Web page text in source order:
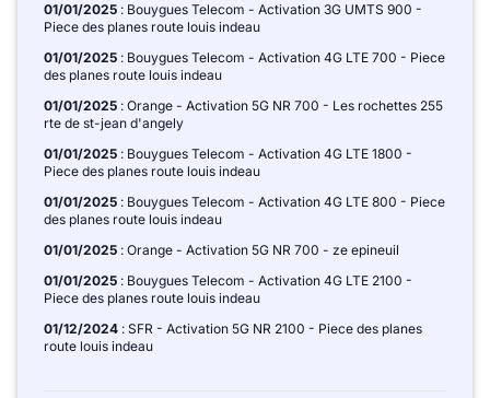
01/01/2025 : Bouygues Telecom - Activation 3G UMTS 900 -
Piece des planes route louis indeau
01/01/2025 : Bouygues Telecom - Activation 4G LTE 700 - Piece
des planes route louis indeau
01/01/2025 : Orange - Activation 5G NR 700 - Les rochettes 255
rte de st-jean d'angely
01/01/2025 : Bouygues Telecom - Activation 4G LTE 1800 -
Piece des planes route louis indeau
01/01/2025 : Bouygues Telecom - Activation 4G LTE 800 - Piece
des planes route louis indeau
01/01/2025 : Orange - Activation 5G NR 700 - ze epineuil
01/01/2025 : Bouygues Telecom - Activation 4G LTE 2100 -
Piece des planes route louis indeau
01/12/2024 : SFR - Activation 5G NR 2100 - Piece des planes
route louis indeau